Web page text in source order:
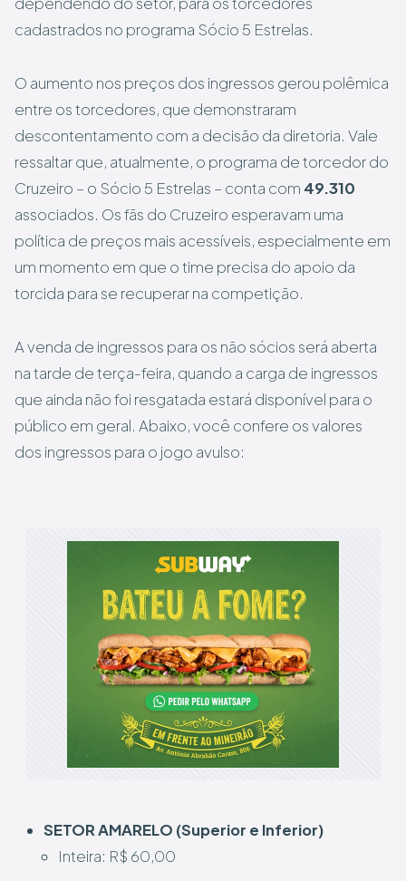
cadastrados no programa Sócio 5 Estrelas.
O aumento nos preços dos ingressos gerou polêmica
entre os torcedores, que demonstraram
descontentamento com a decisão da diretoria. Vale
ressaltar que, atualmente, o programa de torcedor do
Cruzeiro – o Sócio 5 Estrelas – conta com 49.310
associados. Os fãs do Cruzeiro esperavam uma
política de preços mais acessíveis, especialmente em
um momento em que o time precisa do apoio da
torcida para se recuperar na competição.
A venda de ingressos para os não sócios será aberta
na tarde de terça-feira, quando a carga de ingressos
que ainda não foi resgatada estará disponível para o
público em geral. Abaixo, você confere os valores
dos ingressos para o jogo avulso:
SETOR AMARELO (Superior e Inferior)
Inteira: R$ 60,00